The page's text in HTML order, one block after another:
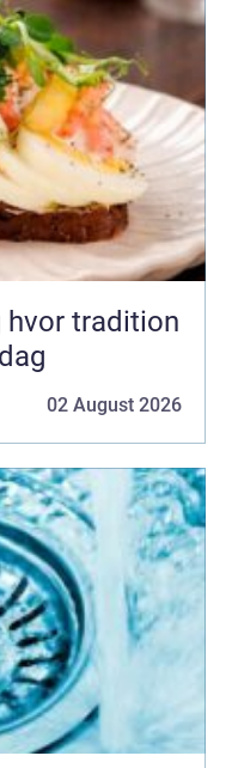
02 August 2026